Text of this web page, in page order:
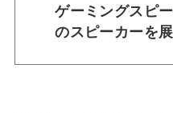
ゲーミングスピ
のスピーカーを